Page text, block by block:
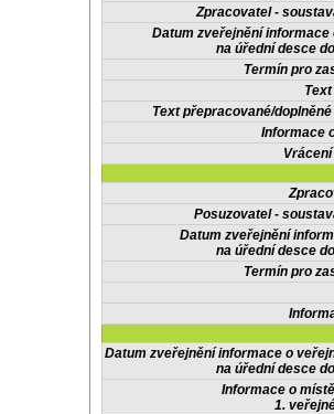
Zpracovatel -
Datum zveřejnění informace
na úřední desce
Termín pro
Text přepracované/
Informace
Posuzovatel -
Datum zveřejnění
na úřední desce
Termín pro
Datum zveřejnění informace o
na úřední desce
Informace o
1.